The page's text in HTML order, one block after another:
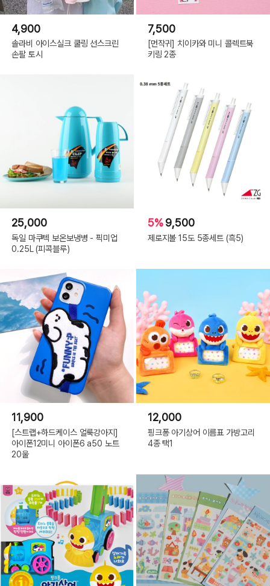
4,900
솔라비 아이스실크 쿨링 선스크린
손팔 토시
7,500
[먼작귀] 치이카와 미니 콜렉트북
키링 2종
25,000
독일 마쿠텍 보온보냉병 - 픽미업
0.25L (피콕블루)
5%9,500
제로지볼 15도 5종세트 (흑5)
11,900
[스트랩+하드케이스 얼룩강아지]
아이폰12미니 아이폰6 a50 노트
20울
12,000
핑크퐁 아기상어 이름표 가방고리
4종 택1